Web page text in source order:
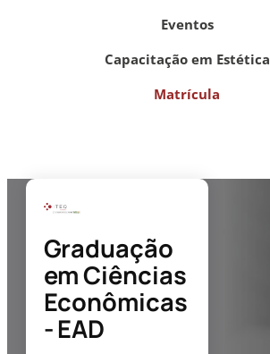
Eventos
Capacitação em Estética
Matrícula
Graduação
emCiências
Econômicas
- EAD